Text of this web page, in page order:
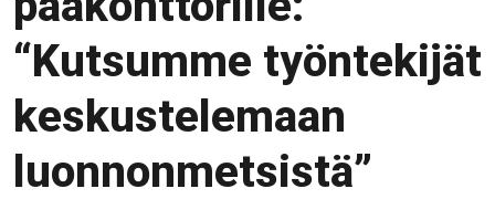
“Kutsumme työntekijät
keskustelemaan
luonnonmetsistä”